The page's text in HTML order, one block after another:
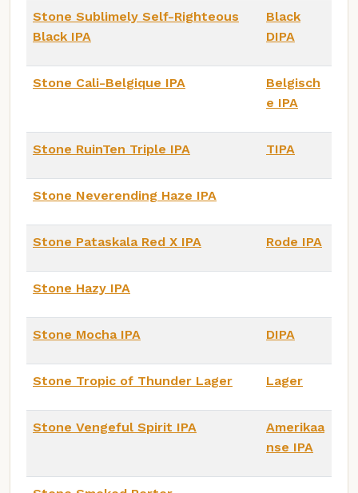
Stone Sublimely Self-Righteous
Black IPA
Black
DIPA
Stone Cali-Belgique IPA
Belgisch
e IPA
Stone RuinTen Triple IPA TIPA
Stone Neverending Haze IPA
Stone Pataskala Red X IPA Rode IPA
Stone Hazy IPA
Stone Mocha IPA DIPA
Stone Tropic of Thunder Lager Lager
Stone Vengeful Spirit IPA
Amerikaa
nse IPA